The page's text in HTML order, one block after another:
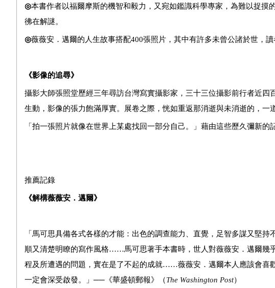
◎本書作者以福爾摩斯的機智和毅力，又宛如鑑識科學專家，為難以捉
彿在解謎。
◎薇薇安．邁爾的人生故事搭配400張照片，其中有許多未曾公諸於世，
《影像的追尋》
攝影大師張照堂歷經三年尋訪台灣寫實攝影家， 三十三位攝影前行者近四
生動，影像的張力飽滿厚實。展卷之際，恍如重返那消逝與未消逝的，一
「拍一張照片就像在世界上某處找回一部分自己。」藉由這些歷久彌新的
推薦記錄
《解構薇薇安．邁爾》
「馬可思具備各式各樣的才能：出色的調查能力、直覺，足智多謀又堅
順又清楚明瞭的寫作風格……馬可思著手本書時，世人對薇薇安．邁爾幾
程及所遭遇的問題，實在是了不起的成就……薇薇安．邁爾本人應該會喜
一定會深受啟發。」──《華盛頓郵報》（The Washington Post）